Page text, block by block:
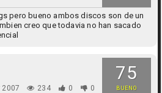
pero bueno ambos discos son de un
creo que todavia no han sacado
75
BUENO
2007 234 0 0